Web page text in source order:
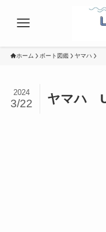
ホーム ボート図鑑 ヤマハ
ヤマハ
2024
3/22